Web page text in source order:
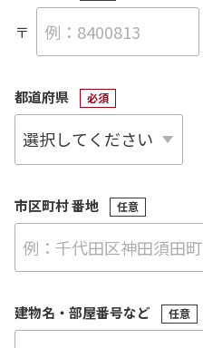
〒
都道府県
市区町村 番地
建物名・部屋番号など